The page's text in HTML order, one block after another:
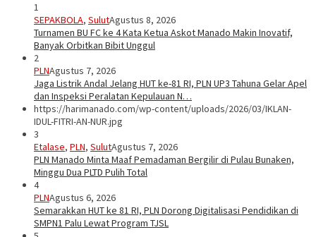
1
SEPAKBOLA, SulutAgustus 8, 2026
Turnamen BU FC ke 4 Kata Ketua Askot Manado Makin Inovatif,
Banyak Orbitkan Bibit Unggul
2
PLNAgustus 7, 2026
Jaga Listrik Andal Jelang HUT ke-81 RI, PLN UP3 Tahuna Gelar Apel
dan Inspeksi Peralatan Kepulauan N…
https://harimanado.com/wp-content/uploads/2026/03/IKLAN-
IDUL-FITRI-AN-NUR.jpg
3
Etalase, PLN, SulutAgustus 7, 2026
PLN Manado Minta Maaf Pemadaman Bergilir di Pulau Bunaken,
Minggu Dua PLTD Pulih Total
4
PLNAgustus 6, 2026
Semarakkan HUT ke 81 RI, PLN Dorong Digitalisasi Pendidikan di
SMPN1 Palu Lewat Program TJSL